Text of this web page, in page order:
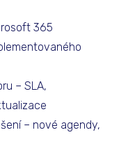
365
– SLA,
– nové agendy,